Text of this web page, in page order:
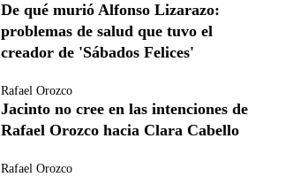
De qué murió Alfonso Lizarazo:
problemas de salud que tuvo el
creador de 'Sábados Felices'
Rafael Orozco
Jacinto no cree en las intenciones de
Rafael Orozco hacia Clara Cabello
Rafael Orozco